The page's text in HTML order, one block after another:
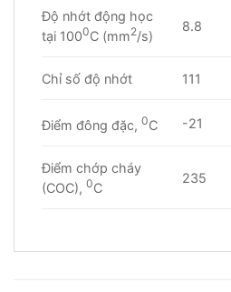
Độ nhớt động học
tại 1000C (mm2/s)
8.8
Chỉ số độ nhớt 111
Điểm đông đặc, 0C -21
Điểm chớp cháy
(COC), 0C
235